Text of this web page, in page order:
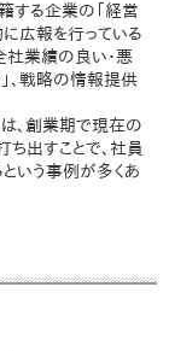
する企業の「経営
広報を行っている
社業績の良い・悪
、戦略の情報提供
、創業期で現在の
ち出すことで、社員
いう事例が多くあ